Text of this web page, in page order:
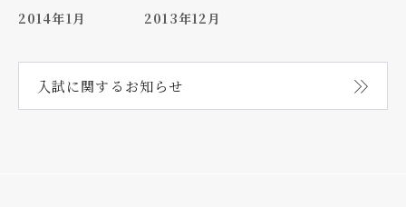
2014年1月
2013年12月
入試に関する お知らせ